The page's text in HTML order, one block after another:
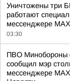
Уничтожены три
работают
мессенджере
03:30
ПВО Минобороны
сообщил мэр
мессенджере